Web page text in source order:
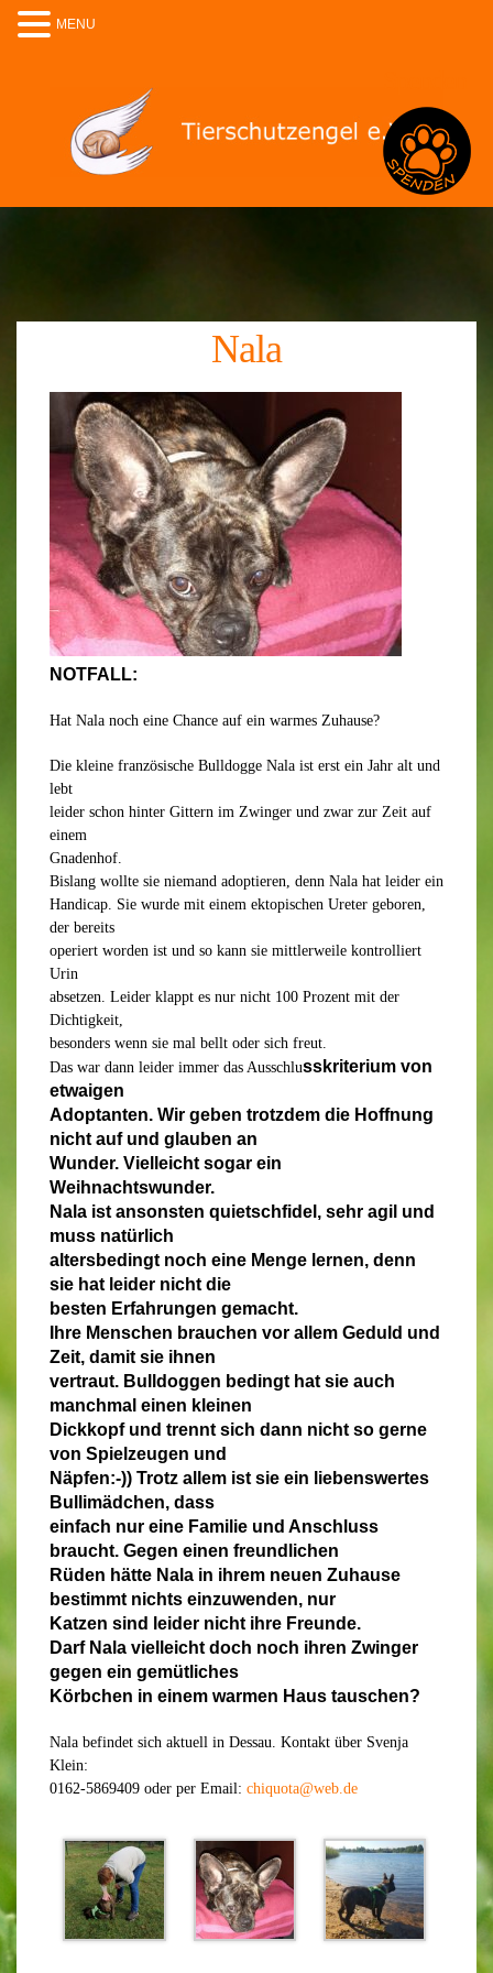
Nala
NOTFALL:
Hat Nala noch eine Chance auf ein warmes Zuhause?
Die kleine französische Bulldogge Nala ist erst ein Jahr alt und
lebt
leider schon hinter Gittern im Zwinger und zwar zur Zeit auf
einem
Gnadenhof.
Bislang wollte sie niemand adoptieren, denn Nala hat leider ein
Handicap. Sie wurde mit einem ektopischen Ureter geboren,
der bereits
operiert worden ist und so kann sie mittlerweile kontrolliert
Urin
absetzen. Leider klappt es nur nicht 100 Prozent mit der
Dichtigkeit,
besonders wenn sie mal bellt oder sich freut.
Das war dann leider immer das Ausschlusskriterium von
etwaigen
Adoptanten. Wir geben trotzdem die Hoffnung
nicht auf und glauben an
Wunder. Vielleicht sogar ein
Weihnachtswunder.
Nala ist ansonsten quietschfidel, sehr agil und
muss natürlich
altersbedingt noch eine Menge lernen, denn
sie hat leider nicht die
besten Erfahrungen gemacht.
Ihre Menschen brauchen vor allem Geduld und
Zeit, damit sie ihnen
vertraut. Bulldoggen bedingt hat sie auch
manchmal einen kleinen
Dickkopf und trennt sich dann nicht so gerne
von Spielzeugen und
Näpfen:-)) Trotz allem ist sie ein liebenswertes
Bullimädchen, dass
einfach nur eine Familie und Anschluss
braucht. Gegen einen freundlichen
Rüden hätte Nala in ihrem neuen Zuhause
bestimmt nichts einzuwenden, nur
Katzen sind leider nicht ihre Freunde.
Darf Nala vielleicht doch noch ihren Zwinger
gegen ein gemütliches
Körbchen in einem warmen Haus tauschen?
Nala befindet sich aktuell in Dessau. Kontakt über Svenja
Klein:
0162-5869409 oder per Email: chiquota@web.de
MENU